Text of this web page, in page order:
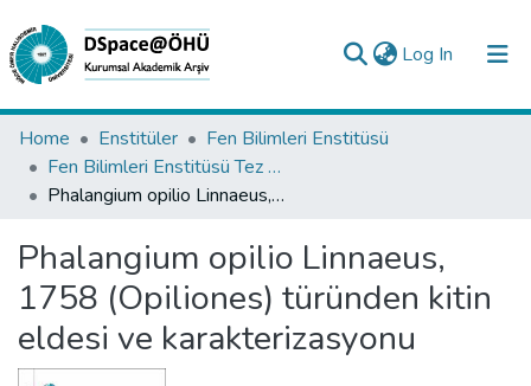
Log In (current)
Collections
All of DSpace
Analyze
Request/Question
Home Enstitüler
Fen Bilimleri Enstitüsü
Fen Bilimleri Enstitüsü Tez Koleksiyonu
Phalangium opilio Linnaeus, 1758 (Opiliones) türünden kitin eldesi ve karakterizasyonu
Phalangium opilio Linnaeus,
1758 (Opiliones) türünden kitin
eldesi ve karakterizasyonu